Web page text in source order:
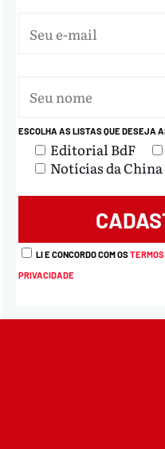
ESCOLHA AS LISTAS QUE DESEJA
Editorial BdF
Notícias da China
LI E CONCORDO COM OS
PRIVACIDADE